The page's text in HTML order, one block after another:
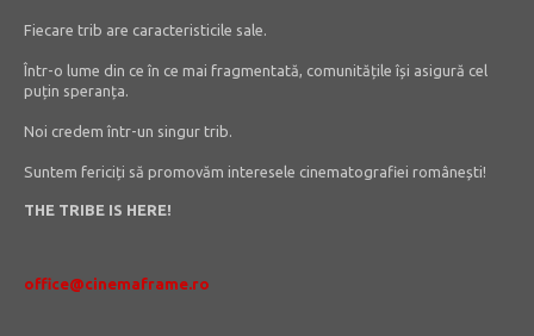
Fiecare trib are caracteristicile sale.
Într-o lume din ce în ce mai fragmentată, comunitățile își asigură cel
puțin speranța.
Noi credem într-un singur trib.
Suntem fericiți să promovăm interesele cinematografiei românești!
THE TRIBE IS HERE!
office@cinemaframe.ro